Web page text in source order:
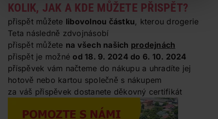
KOLIK, JAK A KDE MŮŽETE PŘISPĚT?
přispět můžete libovolnou částku, kterou drogerie
Teta následně zdvojnásobí
přispět můžete na všech našich prodejnách
přispět je možné od 18. 9. 2024 do 6. 10. 2024
příspěvek vám načteme do nákupu a uhradíte jej
hotově nebo kartou společně s nákupem
za váš příspěvek dostanete děkovný certifikát